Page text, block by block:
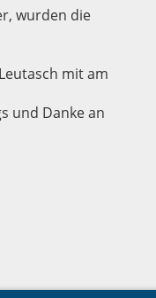
wurden die
mit am
und Danke an